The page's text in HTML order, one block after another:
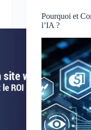
Pourquoi et
l’IA ?